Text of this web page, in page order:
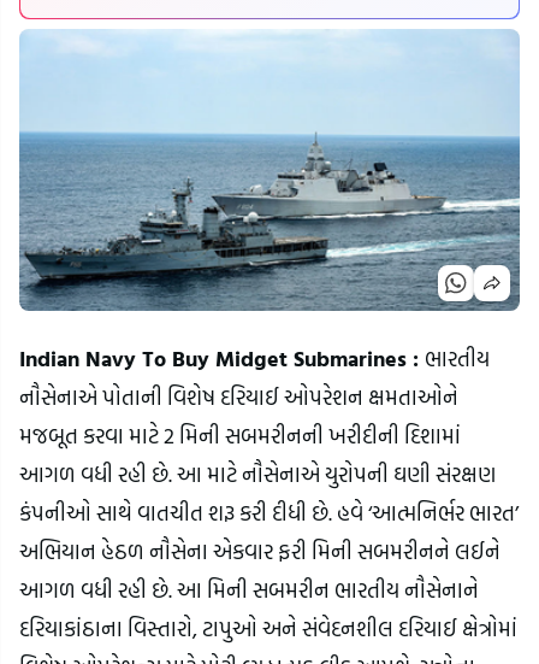
Indian Navy To Buy Midget Submarines : ભારતીય
નૌસેનાએ પોતાની વિશેષ દરિયાઈ ઓપરેશન ક્ષમતાઓને
મજબૂત કરવા માટે 2 મિની સબમરીનની ખરીદીની દિશામાં
આગળ વધી રહી છે. આ માટે નૌસેનાએ યુરોપની ઘણી સંરક્ષણ
કંપનીઓ સાથે વાતચીત શરૂ કરી દીધી છે. હવે ‘આત્મનિર્ભર ભારત’
અભિયાન હેઠળ નૌસેના એકવાર ફરી મિની સબમરીનને લઈને
આગળ વધી રહી છે. આ મિની સબમરીન ભારતીય નૌસેનાને
દરિયાકાંઠાના વિસ્તારો, ટાપુઓ અને સંવેદનશીલ દરિયાઈ ક્ષેત્રોમાં